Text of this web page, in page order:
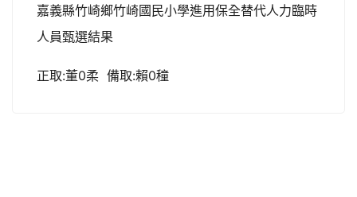
嘉義縣竹崎鄉竹崎國民小學進用保全替代人力臨時
人員甄選結果
正取:董0柔 備取:賴0穜